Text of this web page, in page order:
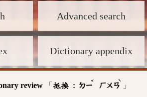
Advanced search
Dictionary appendix
review 「 抵換 : ㄉㄧ
ˇ
ㄏㄨㄢ
ˋ
」